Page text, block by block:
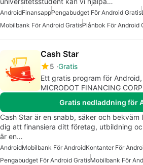
AndroidFinansappPengabudget För Android Gratis
Mobilbank För Android GratisPlånbok För Android
Cash Star
5 Gratis
Ett gratis program för Android,
MICRODOT FINANCING
Gratis nedladdning för
Cash Star är en snabb, säker och bekväm
dig att finansiera ditt företag, utbildning
är en…
AndroidMobilbank För AndroidKontanter För
Pengabudget För Android GratisMobilbank För